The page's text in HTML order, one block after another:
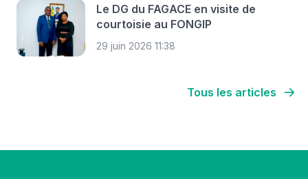
Le DG du FAGACE en visite de
courtoisie au FONGIP
29 juin 2026 11:38
Tous les articles